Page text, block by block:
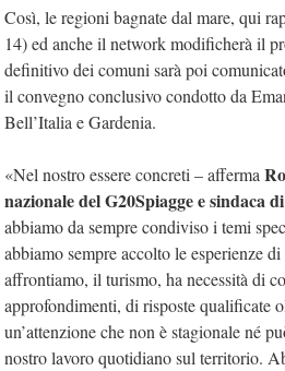
Così, le regioni bagnate dal mare, qui
14) ed anche il network modificherà il
definitivo dei comuni sarà poi
il convegno conclusivo condotto da
Bell’Italia e Gardenia.
«Nel nostro essere concreti – afferma
nazionale del G20Spiagge e sindaca
abbiamo da sempre condiviso i temi
abbiamo sempre accolto le esperienze
affrontiamo, il turismo, ha necessità di
approfondimenti, di risposte qualificate
un’attenzione che non è stagionale né
nostro lavoro quotidiano sul territorio.